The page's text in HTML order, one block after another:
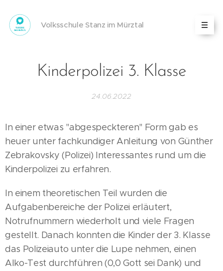
Volksschule Stanz im Mürztal
Kinderpolizei 3. Klasse
24.06.2022
In einer etwas "abgespeckteren" Form gab es
heuer unter fachkundiger Anleitung von Günther
Zebrakovsky (Polizei) Interessantes rund um die
Kinderpolizei zu erfahren.
In einem theoretischen Teil wurden die
Aufgabenbereiche der Polizei erläutert,
Notrufnummern wiederholt und viele Fragen
gestellt. Danach konnten die Kinder der 3. Klasse
das Polizeiauto unter die Lupe nehmen, einen
Alko-Test durchführen (0,0 Gott sei Dank) und